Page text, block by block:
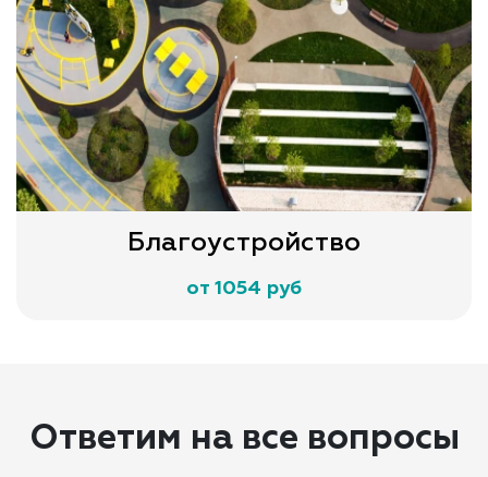
Благоустройство
от 1054 руб
Ответим на все вопросы